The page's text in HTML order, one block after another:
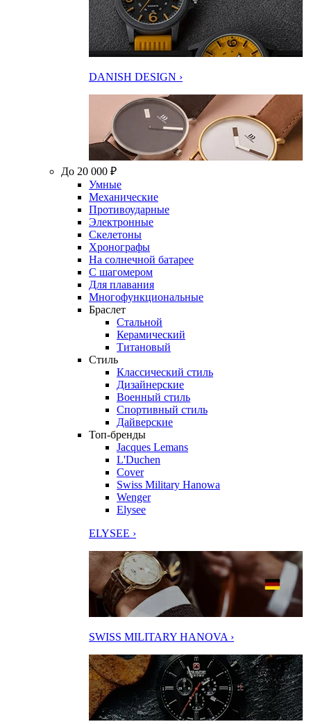
DANISH DESIGN ›
До 20 000 ₽
Умные
Механические
Противоударные
Электронные
Скелетоны
Хронографы
На солнечной батарее
С шагомером
Для плавания
Многофункциональные
Браслет
Стальной
Керамический
Титановый
Стиль
Классический стиль
Дизайнерские
Военный стиль
Спортивный стиль
Дайверские
Топ-бренды
Jacques Lemans
L'Duchen
Cover
Swiss Military Hanowa
Wenger
Elysee
ELYSEE ›
SWISS MILITARY HANOVA ›